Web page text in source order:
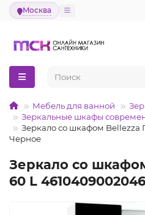
Москва
Мебель для ванной
Зеркальные шкафы
Зеркало со шкафом Bellezza
Черное
Зеркало со
60 L